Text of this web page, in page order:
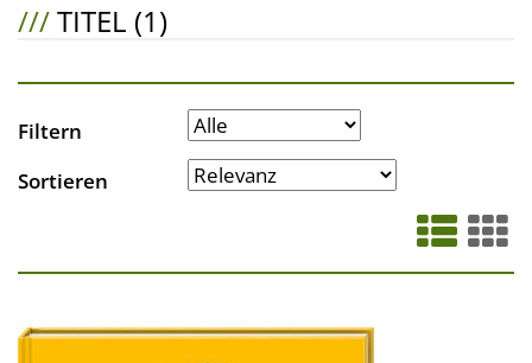
///TITEL (1)
Filtern
Sortieren